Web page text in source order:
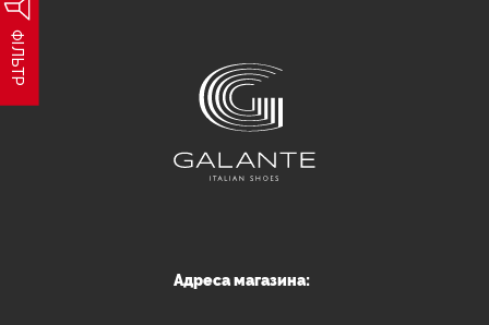
ФІЛЬТР
Адреса магазина: